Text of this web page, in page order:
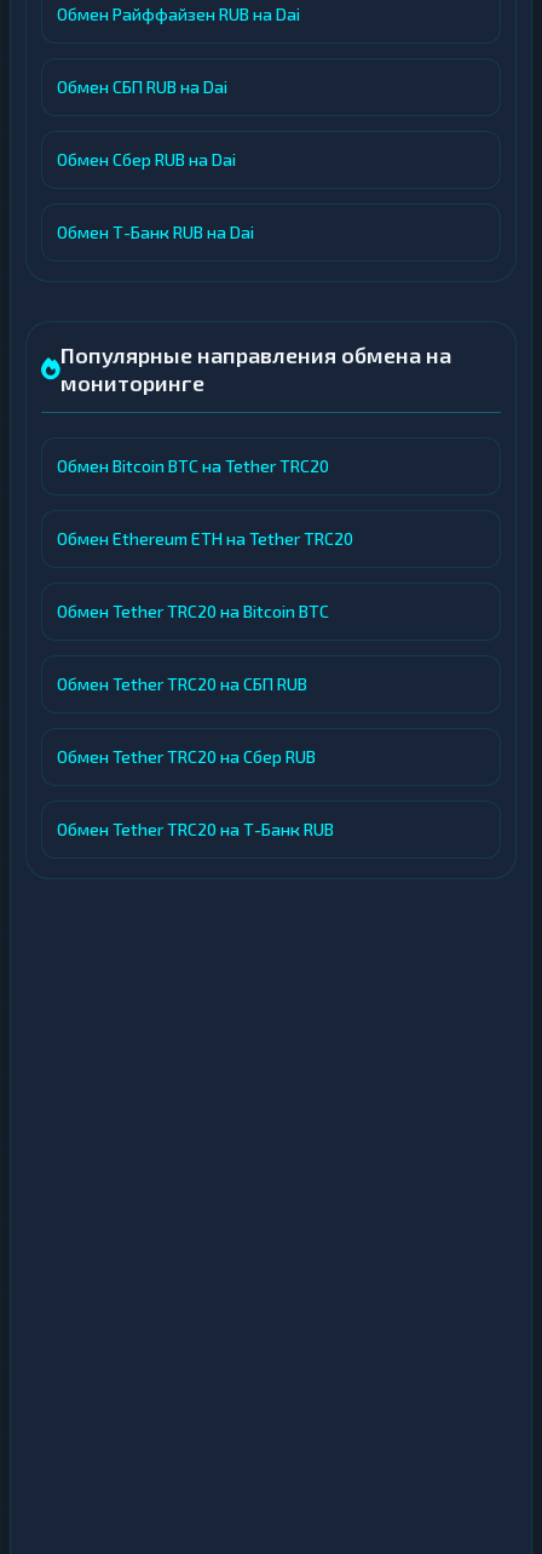
Обмен Райффайзен RUB на Dai
Обмен СБП RUB на Dai
Обмен Сбер RUB на Dai
Обмен Т-Банк RUB на Dai
Популярные направления обмена на
мониторинге
Обмен Bitcoin BTC на Tether TRC20
Обмен Ethereum ETH на Tether TRC20
Обмен Tether TRC20 на Bitcoin BTC
Обмен Tether TRC20 на СБП RUB
Обмен Tether TRC20 на Сбер RUB
Обмен Tether TRC20 на Т-Банк RUB